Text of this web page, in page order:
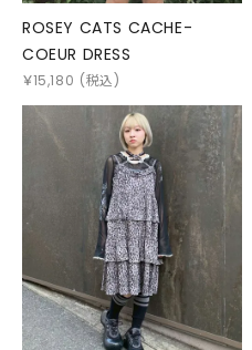
ROSEY CATS CACHE-
COEUR DRESS
￥15,180 (税込)